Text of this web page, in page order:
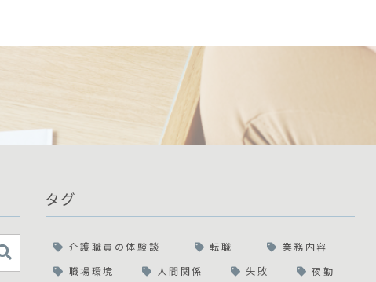
タグ
介護職員の体験談 転職
業務内容
職場環境
人間関係 失敗
夜勤